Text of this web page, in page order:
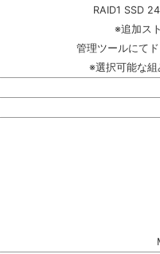
RAID1 SSD
※追加ス
管理ツールにて
※選択可能な